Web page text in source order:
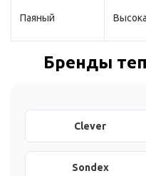
Паяный
Бренды
Clever
Sondex